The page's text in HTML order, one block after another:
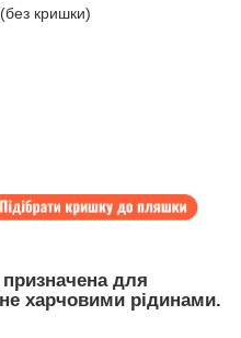
(без кришки)
для
харчовими рідинами.